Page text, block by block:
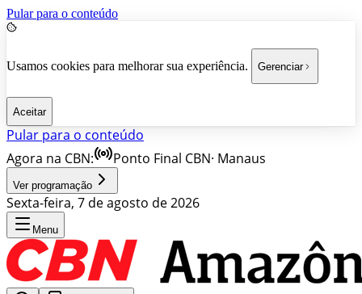
Pular para o conteúdo
Usamos cookies para melhorar sua experiência. Gerenciar
Aceitar
Pular para o conteúdo
Agora na CBN:
Ponto Final CBN· Manaus
Ver programação
Sexta-feira, 7 de agosto de 2026
Menu